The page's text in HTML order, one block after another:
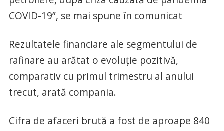
COVID-19”, se mai spune în comunicat
Rezultatele financiare ale segmentului de
rafinare au arătat o evoluție pozitivă,
comparativ cu primul trimestru al anului
trecut, arată compania.
Cifra de afaceri brută a fost de aproape 840